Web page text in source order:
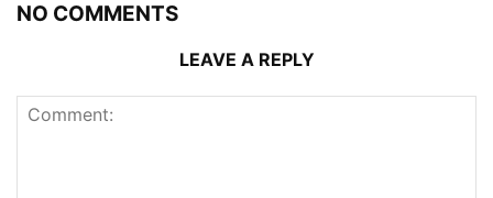
NO COMMENTS
LEAVE A REPLY